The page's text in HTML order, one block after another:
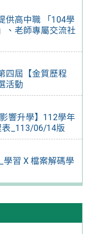
供高中職 「104學
、老師專屬交流社
四屆【金質歷程
活動
響升學】112學年
表_113/06/14版
習 X 檔案解碼學